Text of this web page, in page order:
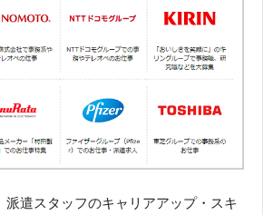
派遣スタッフのキャリアアップ・スキ